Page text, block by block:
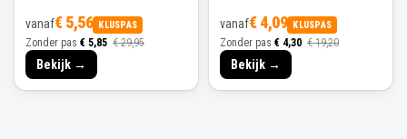
vanaf€ 5,56 KLUSPAS
Zonder pas € 5,85 € 29,95
Bekijk →
vanaf€ 4,09 KLUSPAS
Zonder pas € 4,30 € 19,20
Bekijk →